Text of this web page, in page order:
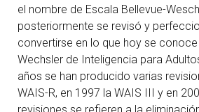
el nombre de Escala Bellevue-
posteriormente se revisó y
convertirse en lo que hoy se
Wechsler de Inteligencia para
años se han producido varias
WAIS-R, en 1997 la WAIS III y en